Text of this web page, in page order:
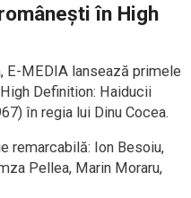
în High
E-MEDIA lansează primele
Definition: Haiducii
în regia lui Dinu Cocea.
remarcabilă: Ion Besoiu,
Pellea, Marin Moraru,